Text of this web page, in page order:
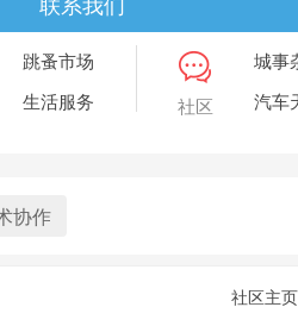
跳蚤市场
生活服务 社区
城事
汽车
协作
社区主页